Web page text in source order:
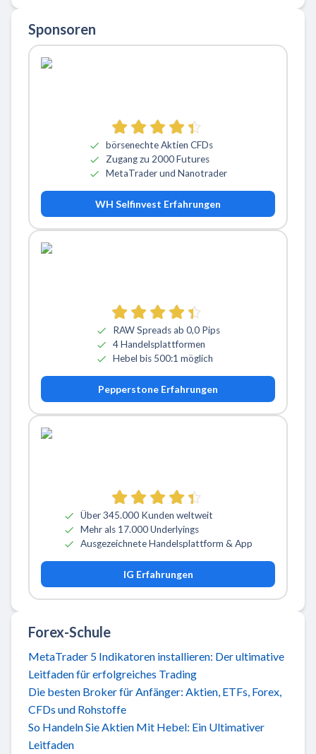
Sponsoren
börsenechte Aktien CFDs
Zugang zu 2000 Futures
MetaTrader und Nanotrader
WH Selfinvest Erfahrungen
RAW Spreads ab 0,0 Pips
4 Handelsplattformen
Hebel bis 500:1 möglich
Pepperstone Erfahrungen
Über 345.000 Kunden weltweit
Mehr als 17.000 Underlyings
Ausgezeichnete Handelsplattform & App
IG Erfahrungen
Forex-Schule
MetaTrader 5 Indikatoren installieren: Der ultimative
Leitfaden für erfolgreiches Trading
Die besten Broker für Anfänger: Aktien, ETFs, Forex,
CFDs und Rohstoffe
So Handeln Sie Aktien Mit Hebel: Ein Ultimativer
Leitfaden